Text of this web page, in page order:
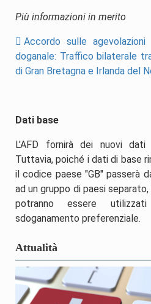
Più informazioni in merito
Accordo sulle
doganale: Traffico bilaterale
di Gran Bretagna e Irlanda del
Dati base
L'AFD fornirà dei nuovi
Tuttavia, poiché i dati di base
il codice paese "GB" passerà
ad un gruppo di paesi
potranno essere
sdoganamento preferenziale.
Attualità